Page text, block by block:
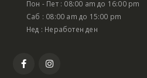
Пон - Пет : 08:00 am до 16:00 pm
Саб : 08:00 am до 15:00 pm
Нед : Неработен ден